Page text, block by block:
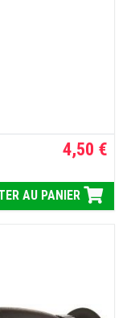
4,50 €
AU PANIER